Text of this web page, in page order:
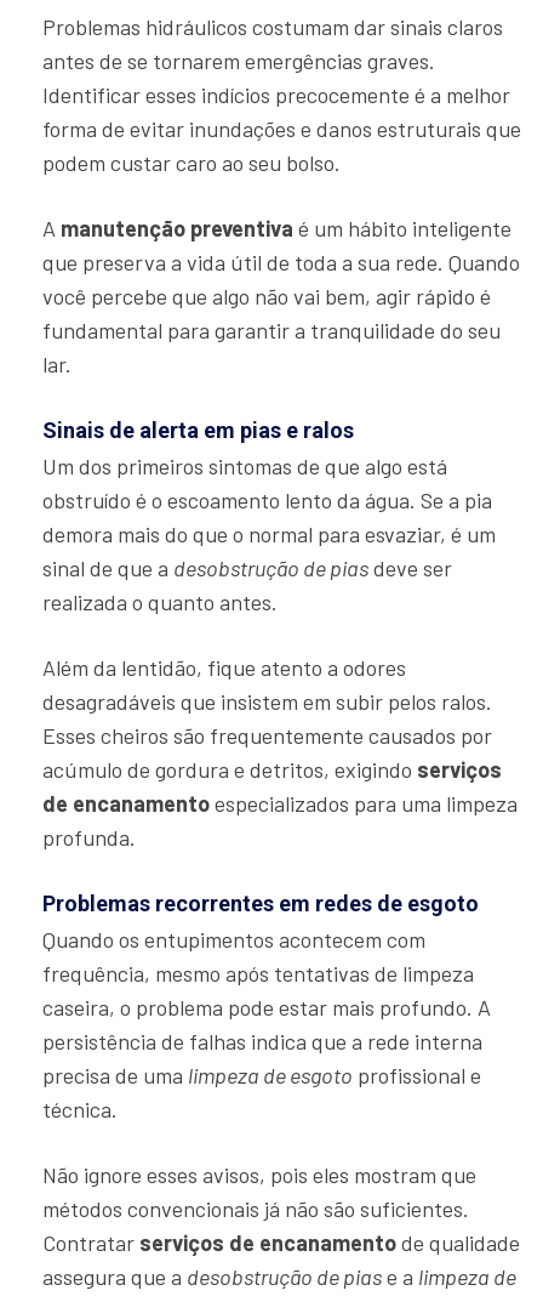
Problemas hidráulicos costumam dar sinais claros
antes de se tornarem emergências graves.
Identificar esses indícios precocemente é a melhor
forma de evitar inundações e danos estruturais que
podem custar caro ao seu bolso.
A manutenção preventiva é um hábito inteligente
que preserva a vida útil de toda a sua rede. Quando
você percebe que algo não vai bem, agir rápido é
fundamental para garantir a tranquilidade do seu
lar.
Sinais de alerta em pias e ralos
Um dos primeiros sintomas de que algo está
obstruído é o escoamento lento da água. Se a pia
demora mais do que o normal para esvaziar, é um
sinal de que a desobstrução de piasdeve ser
realizada o quanto antes.
Além da lentidão, fique atento a odores
desagradáveis que insistem em subir pelos ralos.
Esses cheiros são frequentemente causados por
acúmulo de gordura e detritos, exigindo serviços
de encanamentoespecializados para uma limpeza
profunda.
Problemas recorrentes em redes de esgoto
Quando os entupimentos acontecem com
frequência, mesmo após tentativas de limpeza
caseira, o problema pode estar mais profundo. A
persistência de falhas indica que a rede interna
precisa de uma limpeza de esgoto profissional e
técnica.
Não ignore esses avisos, pois eles mostram que
métodos convencionais já não são suficientes.
Contratar serviços de encanamentode qualidade
assegura que a desobstrução de piase a limpeza de